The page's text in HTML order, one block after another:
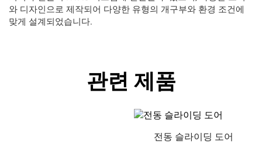
와 디자인으로 제작되어 다양한 유형의 개구부와 환경 조건에
맞게 설계되었습니다.
관련 제품
전동 슬라이딩 도어